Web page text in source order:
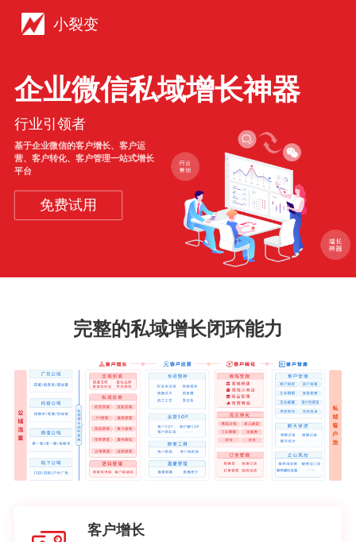
小裂变
企业微信私域增长神器
行业引领者
基于企业微信的客户增长、客户运
营、客户转化、客户管理一站式增长
平台
免费试用
完整的私域增长闭环能力
客户增长